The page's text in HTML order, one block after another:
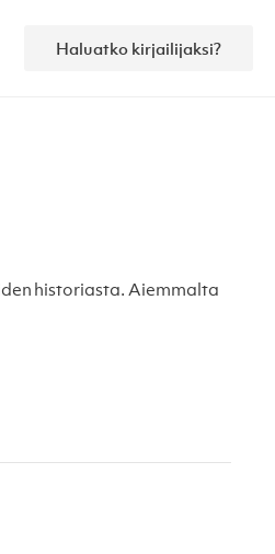
Haluatko kirjailijaksi?
historiasta. Aiemmalta